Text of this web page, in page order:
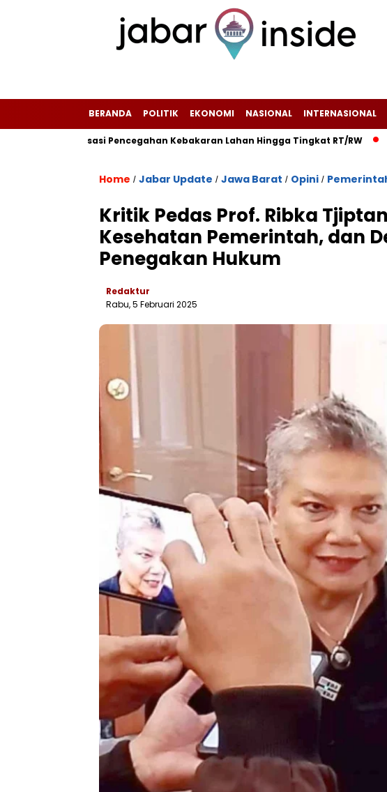
BERANDA POLITIK EKONOMI NASIONAL INTERNASIONAL
Sosialisasi Pencegahan Kebakaran Lahan Hingga Tingkat RT/RW‎ ‎Rumah
Home / Jabar Update / Jawa Barat / Opini /
Kritik Pedas Prof. Ribka
Kesehatan Pemerintah, dan
Penegakan Hukum
Redaktur
Rabu, 5 Februari 2025